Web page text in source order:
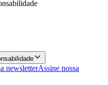
newsletterAssine nossa